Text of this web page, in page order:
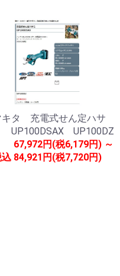
キタ 充電式せん定ハサ
UP100DSAX UP100DZ
67,972円(税6,179円) ～
84,921円(税7,720円)